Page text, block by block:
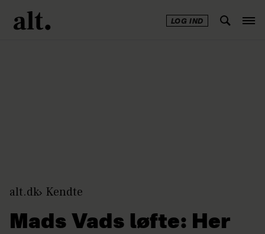
LOG IND
alt.dk Kendte
Mads Vads løfte: Her